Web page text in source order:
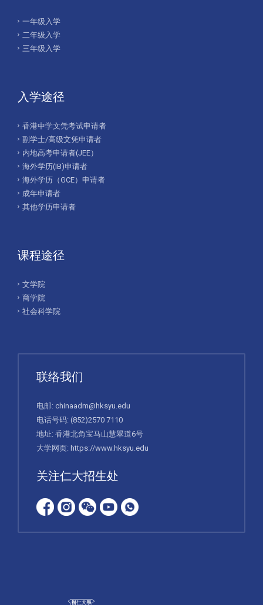
一年级入学
二年级入学
三年级入学
入学途径
香港中学文凭考试申请者
副学士/高级文凭申请者
内地高考申请者(JEE）
海外学历(IB)申请者
海外学历（GCE）申请者
成年申请者
其他学历申请者
课程途径
文学院
商学院
社会科学院
联络我们
电邮: chinaadm@hksyu.edu
电话号码: (852)2570 7110
地址: 香港北角宝马山慧翠道6号
大学网页: https://www.hksyu.edu
关注仁大招生处